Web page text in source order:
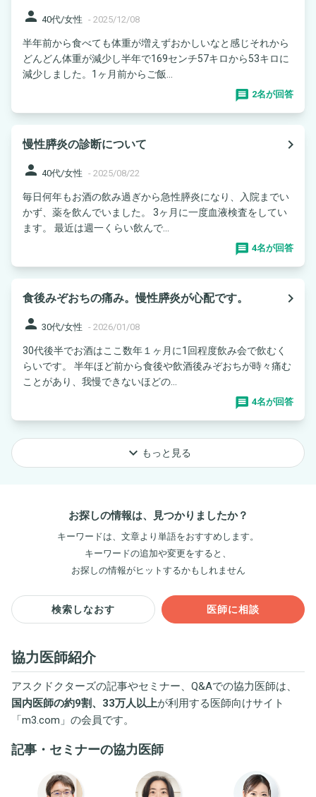
person 40代/女性 - 2025/12/08
半年前から食べても体重が増えずおかしいなと感じそれから
どんどん体重が減少し半年で169センチ57キロから53キロに
減少しました。1ヶ月前からご飯...
2名が回答
慢性膵炎の診断について
navigate_next
person 40代/女性 - 2025/08/22
毎日何年もお酒の飲み過ぎから急性膵炎になり、入院までい
かず、薬を飲んでいました。 3ヶ月に一度血液検査をしてい
ます。 最近は週一くらい飲んで...
4名が回答
食後みぞおちの痛み。慢性膵炎が心配です。
navigate_next
person 30代/女性 - 2026/01/08
30代後半でお酒はここ数年１ヶ月に1回程度飲み会で飲むく
らいです。 半年ほど前から食後や飲酒後みぞおちが時々痛む
ことがあり、我慢できないほどの...
4名が回答
keyboard_arrow_down もっと見る
お探しの情報は、見つかりましたか？
キーワードは、文章より単語をおすすめします。
キーワードの追加や変更をすると、
お探しの情報がヒットするかもしれません
検索しなおす 医師に相談
協力医師紹介
アスクドクターズの記事やセミナー、Q&Aでの協力医師は、
国内医師の約9割、33万人以上が利用する医師向けサイト
「m3.com 」の会員です。
記事・セミナーの協力医師